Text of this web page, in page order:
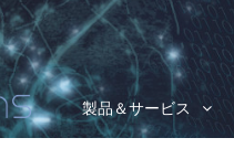
製品＆サービス